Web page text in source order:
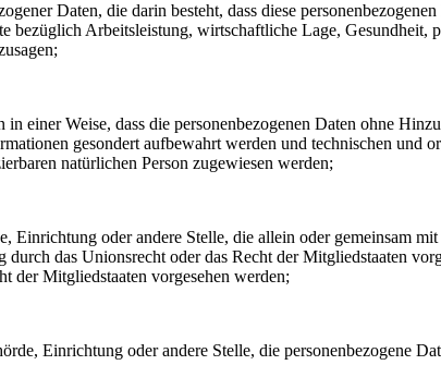
Daten, die darin besteht, dass diese
bezüglich Arbeitsleistung, wirtschaftliche Lage,
einer Weise, dass die personenbezogenen Daten ohne
gesondert aufbewahrt werden und technischen und
natürlichen Person zugewiesen werden;
Einrichtung oder andere Stelle, die allein oder gemeinsam
das Unionsrecht oder das Recht der Mitgliedstaaten
der Mitgliedstaaten vorgesehen werden;
Einrichtung oder andere Stelle, die personenbezogene